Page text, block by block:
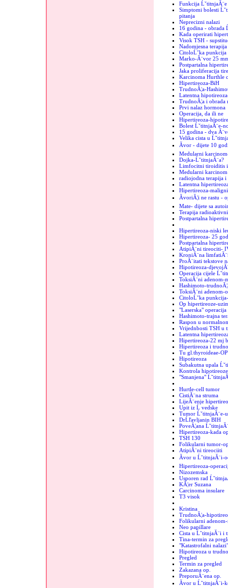
Funkcija ĹˇtitnjaĂ¨e
Simptomi bolesti
pitanja
Neprecizni nalazi
16 godina - obrada
Kada operirati
Visok TSH -
Nadomjesna
CitoloĹˇka punkcija
Marko-Ă¨vor 25
Postpartalna
Jaka proliferacija
Karcinoma Hurthle
Hipertireoza-BiH
TrudnoĂ¦a-
Latentna
TrudnoĂ¦a i obrada
Prvi nalaz hormona
Operacija, da ili ne
Hipertireoza-
Bolest ĹˇtitnjaĂ¨e-
15 godina - dva
Velika cista u
Ăvor - dijete 10
Medularni
Dojka-ĹˇtitnjaĂ¨a?
Limfocitni tiroiditis i
Medularni
radiojodna terapija i
Latentna
Hipertireoza-
ĂvoriĂ¦i ne rastu -
Mate- dijete sa
Terapija
Postpartalna
Hipertireoza-niski
Hipertireoza- 25 god
Postpartalna
AtipiĂ¨ni tireociti-
KroniĂ¨na
ProĂ¨itati tekstove
Hipotireoza-
Operacija cijele
ToksiĂ¨ni adenom-
Hashimoto-
ToksiĂ¨ni adenom-
CitoloĹˇka
Op hipertireoze-
"Laserska" operacija
Hashimoto-trajna
Raspon u
Vrijednbosti TSH u
Latentna
Hipertireoza-22 mj
Hipertireoza i
Tu gl.thyroideae-
Hipotireoza
Subakutna upala
Kontrola hipotireoze
"Smanjena"
Hurtle-cell tumor
CistiĂ¨na struma
LijeĂ¨enje
Upit iz Ĺ vedske
Tumor ĹˇtitnjaĂ¨e-
DrĹľavljanin BIH
PoveĂ¦ana
Hipertireoza-kada
TSH 130
Folikularni tumor-
AtipiĂ¨ni tireociiti
Ăvor u ĹˇtitnjaĂ¨i-
Hipertireoza-
Nizozemska
Usporen rad
KĂ¦er Suzana
Carcinoma insulare
T3 visok
Kristina
TrudnoĂ¦a-
Folikularni adenom-
Neo papillare
Cista u ĹˇtitnjaĂ¨i i
Tina-termin za
"Katastrofalni
Hipotireoza u
Pregled
Termin za pregled
Zakazana op.
PreporuĂ¨ena op.
Ăvor u ĹˇtitnjaĂ¨i-